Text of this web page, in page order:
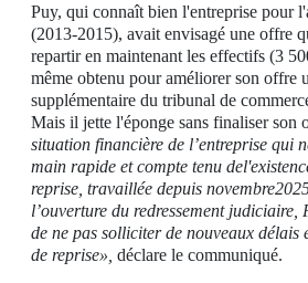
Puy, qui connaît bien l'entreprise pour
(2013-2015), avait envisagé une offre
repartir en maintenant les effectifs (3
même obtenu pour améliorer son offre
supplémentaire du tribunal de
Mais il jette l'éponge sans finaliser son
situation financière de l’entreprise qui
main rapide et compte tenu
reprise, travaillée depuis
l’ouverture du redressement judiciaire,
de ne pas solliciter de nouveaux délais
de reprise», déclare le communiqué.